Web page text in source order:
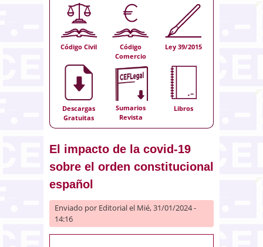
Código Civil
Código
Comercio
Ley 39/2015
Descargas
Gratuitas
Sumarios
Revista
Libros
El impacto de la covid-19
sobre el orden constitucional
español
Enviado por Editorialel Mié, 31/01/2024 -
14:16